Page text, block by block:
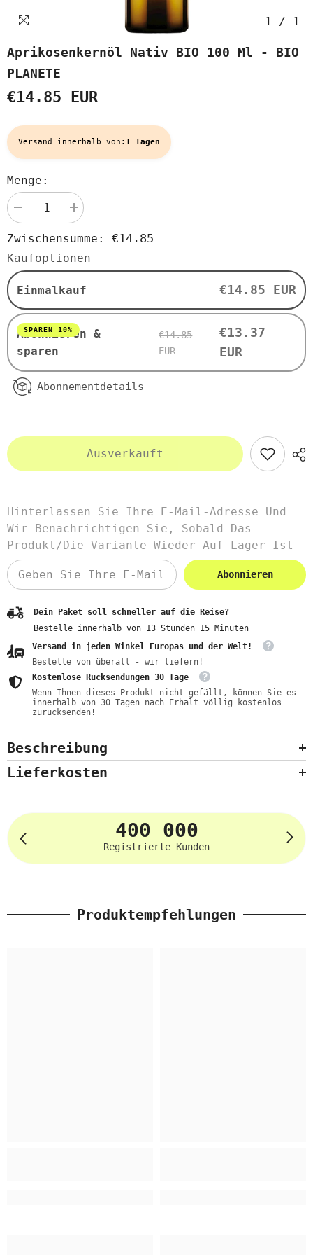
1 / 1
Aprikosenkernöl Nativ BIO 100 Ml - BIO
PLANETE
€14.85 EUR
Versand innerhalb von: 1 Tagen
Menge:
verringern
für
Aprikosenkernöl
nativ
BIO
100
ml
-
BIO
PLANETE
Menge
erhöhen
Aprikosenkernöl
nativ
BIO
100
ml
-
BIO
PLANETE
Zwischensumme: €14.85
Kaufoptionen
Einmalkauf €14.85 EUR
Abonnieren &
sparen
SPAREN 10%
€14.85
EUR
€13.37
EUR
Abonnementdetails
Ausverkauft
Hinterlassen Sie Ihre E-Mail-Adresse Und
Wir Benachrichtigen Sie, Sobald Das
Produkt/die Variante Wieder Auf Lager Ist
Abonnieren
Dein Paket soll schneller auf die Reise?
Bestelle innerhalb von 13 Stunden 15 Minuten
Versand in jeden Winkel Europas und der Welt!
Bestelle von überall - wir liefern!
Kostenlose Rücksendungen 30 Tage
Wenn Ihnen dieses Produkt nicht gefällt, können Sie es
innerhalb von 30 Tagen nach Erhalt völlig kostenlos
zurücksenden!
Beschreibung
Lieferkosten
400 000
Registrierte Kunden
Produktempfehlungen